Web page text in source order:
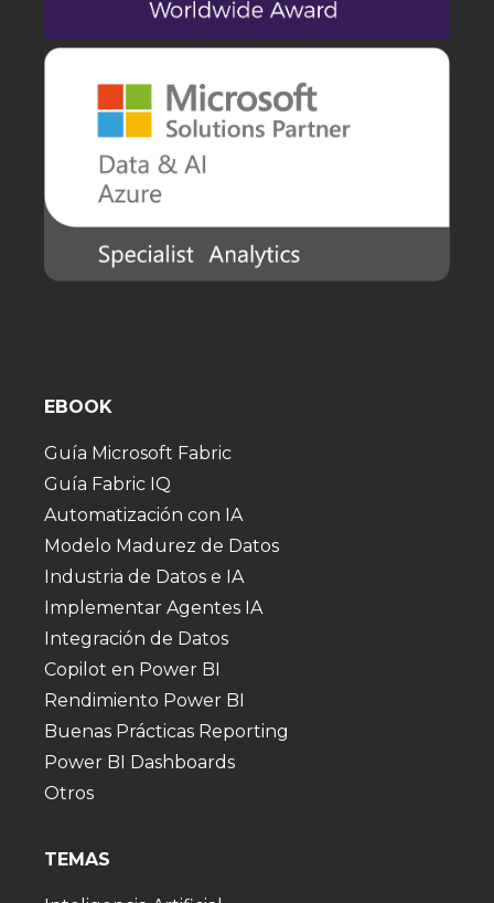
EBOOK
Guía Microsoft Fabric
Guía Fabric IQ
Automatización con IA
Modelo Madurez de Datos
Industria de Datos e IA
Implementar Agentes IA
Integración de Datos
Copilot en Power BI
Rendimiento Power BI
Buenas Prácticas Reporting
Power BI Dashboards
Otros
TEMAS